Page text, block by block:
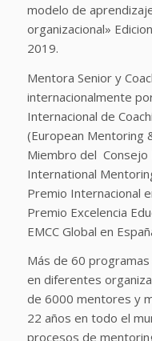
modelo de
organizacional»
2019.
Mentora Senior y
internacionalmente
Internacional de
(European Mentoring
Miembro del Consejo
International
Premio Internacional
Premio Excelencia
EMCC Global en
Más de 60
en diferentes
de 6000 mentores y
22 años en todo el
procesos de